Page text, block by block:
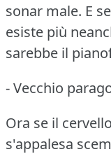
sonar male. E
esiste più
sarebbe il
- Vecchio
Ora se il
s'appalesa